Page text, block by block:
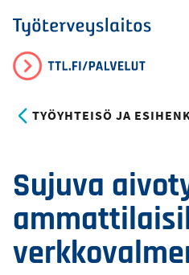
Hyppää
pääsisältöön
Työterveyslaitos
TYÖYHTEISÖ JA
Sujuva